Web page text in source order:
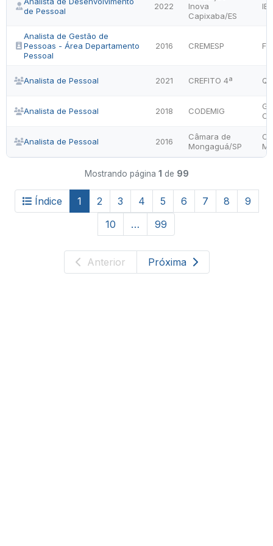
de Pessoal
2022
Inova
Capixaba/ES
Analista de Gestão de
Pessoas - Área Departamento
Pessoal
2016 CREMESP
Analista de Pessoal 2021 CREFITO 4ª
Analista de Pessoal 2018 CODEMIG
Analista de Pessoal 2016
Câmara de
Mongaguá/SP
Mostrando página 1 de 99
Índice 1 2 3 4 5 6 7 8
9
10
… 99
Anterior Próxima